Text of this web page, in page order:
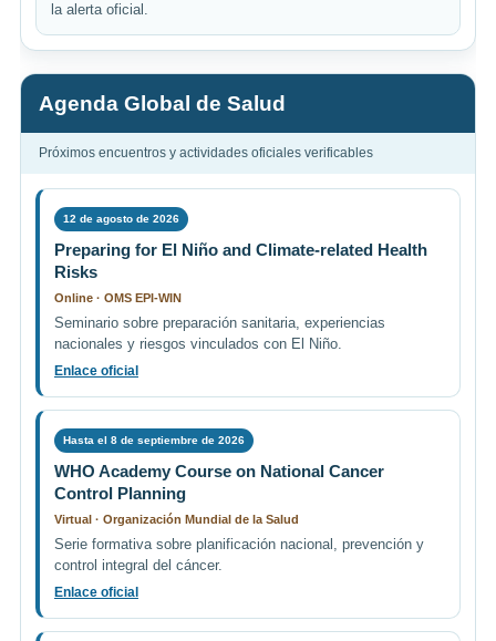
la alerta oficial.
Agenda Global de Salud
Próximos encuentros y actividades oficiales verificables
12 de agosto de 2026
Preparing for El Niño and Climate-related Health
Risks
Online · OMS EPI-WIN
Seminario sobre preparación sanitaria, experiencias
nacionales y riesgos vinculados con El Niño.
Enlace oficial
Hasta el 8 de septiembre de 2026
WHO Academy Course on National Cancer
Control Planning
Virtual · Organización Mundial de la Salud
Serie formativa sobre planificación nacional, prevención y
control integral del cáncer.
Enlace oficial